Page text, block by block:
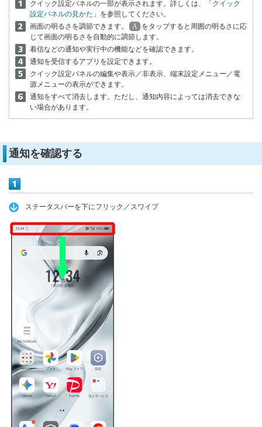
クイック設定パネルの一部が表示されます。詳しくは、「 クイック
設定パネルの見かた 」を参照してください。
画面の明るさを調節できます。
A をタップすると周囲の明るさに応
じて画面の明るさを自動的に調節します。
着信などの通知や実行中の機能などを確認できます。
通知を受信するアプリを設定できます。
クイック設定パネルの編集や表示／非表示、端末設定メニュー／電
源メニューの表示ができます。
通知をすべて消去します。ただし、通知内容によっては消去できな
い場合があります。
通知を確認する
ステータスバーを下にフリック／スワイプ